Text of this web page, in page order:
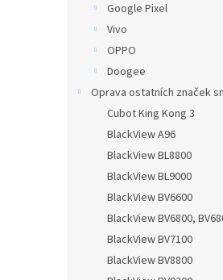
Google Pixel
Vivo
OPPO
Doogee
Oprava ostatních značek
Cubot King Kong 3
BlackView A96
BlackView BL8800
BlackView BL9000
BlackView BV6600
BlackView BV6800,
BlackView BV7100
BlackView BV8800